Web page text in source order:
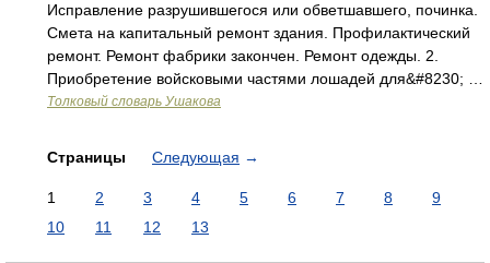
Исправление разрушившегося или обветшавшего, починка.
Смета на капитальный ремонт здания. Профилактический
ремонт. Ремонт фабрики закончен. Ремонт одежды. 2.
Приобретение войсковыми частями лошадей для&#8230; …
Толковый словарь Ушакова
Страницы Следующая →
1 2 3 4 5 6 7 8
9
10
11 12 13